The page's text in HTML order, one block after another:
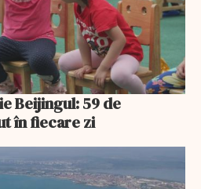
Beijingul: 59 de
în fiecare zi